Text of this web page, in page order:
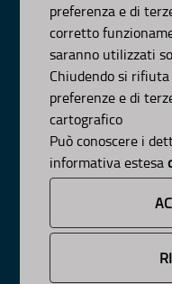
preferenza e di
corretto
saranno utilizzati
Chiudendo si
preferenze e di
cartografico
Può conoscere i
informativa estesa
Organizzazione
Pianificazione
Programmazione
APPROFONDIMENTI
Osservazioni CNAPI
Sviluppo Sostenibile
Decarbonizzazione
Un Pianeta Pulito per Tutti
INFORMAZIONE
News